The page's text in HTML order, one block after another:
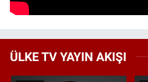
ÜLKE TV YAYIN AKIŞI